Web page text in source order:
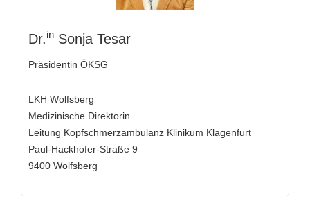
Dr.in Sonja Tesar
Präsidentin ÖKSG
LKH Wolfsberg
Medizinische Direktorin
Leitung Kopfschmerzambulanz Klinikum Klagenfurt
Paul-Hackhofer-Straße 9
9400 Wolfsberg